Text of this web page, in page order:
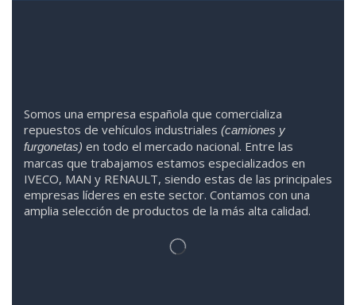
Somos una empresa española que comercializa
repuestos de vehículos industriales (camiones y
furgonetas) en todo el mercado nacional. Entre las
marcas que trabajamos estamos especializados en
IVECO, MAN y RENAULT, siendo estas de las principales
empresas líderes en este sector. Contamos con una
amplia selección de productos de la más alta calidad.